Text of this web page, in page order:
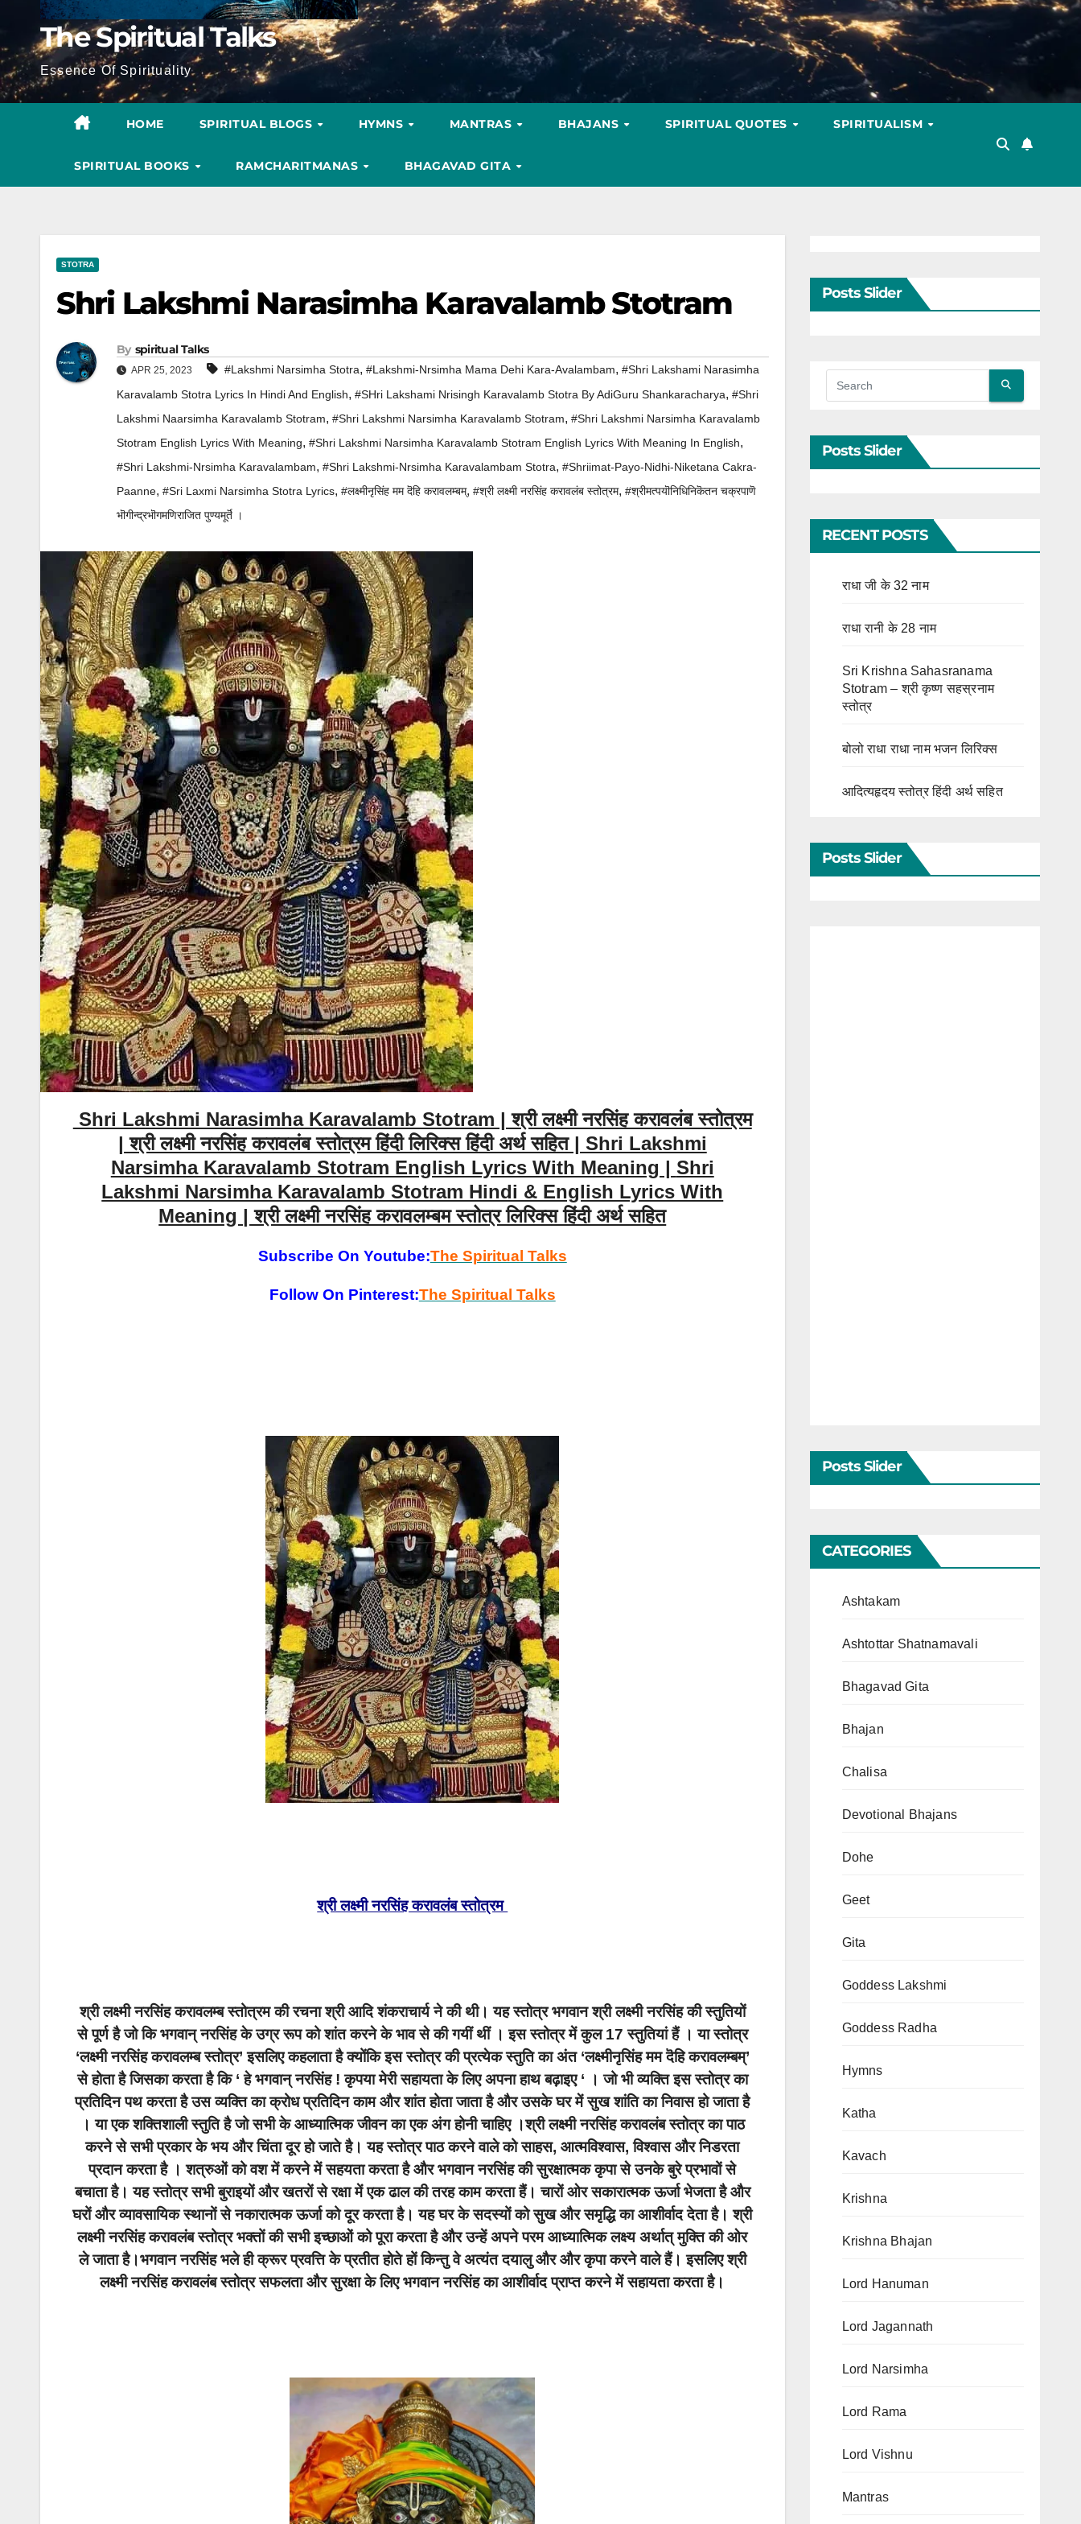
The Spiritual Talks
Essence Of Spirituality
HOME SPIRITUAL BLOGS HYMNS MANTRAS BHAJANS SPIRITUAL QUOTES SPIRITUALISM
SPIRITUAL BOOKS RAMCHARITMANAS BHAGAVAD GITA
STOTRA
Shri Lakshmi Narasimha Karavalamb Stotram
By Spiritual Talks
APR 25, 2023 #Lakshmi Narsimha Stotra, #Lakshmi-Nrsimha Mama Dehi Kara-Avalambam, #Shri Lakshami Narasimha
Karavalamb Stotra Lyrics In Hindi And English, #SHri Lakshami Nrisingh Karavalamb Stotra By AdiGuru Shankaracharya, #Shri
Lakshmi Naarsimha Karavalamb Stotram, #Shri Lakshmi Narsimha Karavalamb Stotram, #Shri Lakshmi Narsimha Karavalamb
Stotram English Lyrics With Meaning, #Shri Lakshmi Narsimha Karavalamb Stotram English Lyrics With Meaning In English,
#Shri Lakshmi-Nrsimha Karavalambam, #Shri Lakshmi-Nrsimha Karavalambam Stotra, #Shriimat-Payo-Nidhi-Niketana Cakra-
Paanne, #Sri Laxmi Narsimha Stotra Lyrics, #लक्ष्मीनृसिंह मम दॆहि करावलम्बम्, #श्री लक्ष्मी नरसिंह करावलंब स्तोत्रम, #श्रीमत्पयॊनिधिनिकॆतन चक्रपाणॆ
भॊगीन्द्रभॊगमणिराजित पुण्यमूर्तॆ ।
Shri Lakshmi Narasimha Karavalamb Stotram | श्री लक्ष्मी नरसिंह करावलंब स्तोत्रम
| श्री लक्ष्मी नरसिंह करावलंब स्तोत्रम हिंदी लिरिक्स हिंदी अर्थ सहित | Shri Lakshmi
Narsimha Karavalamb Stotram English Lyrics With Meaning | Shri
Lakshmi Narsimha Karavalamb Stotram Hindi & English Lyrics With
Meaning | श्री लक्ष्मी नरसिंह करावलम्बम स्तोत्र लिरिक्स हिंदी अर्थ सहित
Subscribe On Youtube:The Spiritual Talks
Follow On Pinterest:The Spiritual Talks
श्री लक्ष्मी नरसिंह करावलंब स्तोत्रम
श्री लक्ष्मी नरसिंह करावलम्ब स्तोत्रम की रचना श्री आदि शंकराचार्य ने की थी। यह स्तोत्र भगवान श्री लक्ष्मी नरसिंह की स्तुतियों
से पूर्ण है जो कि भगवान् नरसिंह के उग्र रूप को शांत करने के भाव से की गयीं थीं । इस स्तोत्र में कुल 17 स्तुतियां हैं । या स्तोत्र
‘लक्ष्मी नरसिंह करावलम्ब स्तोत्र’ इसलिए कहलाता है क्योंकि इस स्तोत्र की प्रत्येक स्तुति का अंत ‘लक्ष्मीनृसिंह मम दॆहि करावलम्बम्’
से होता है जिसका करता है कि ‘ हे भगवान् नरसिंह ! कृपया मेरी सहायता के लिए अपना हाथ बढ़ाइए ‘ । जो भी व्यक्ति इस स्तोत्र का
प्रतिदिन पथ करता है उस व्यक्ति का क्रोध प्रतिदिन काम और शांत होता जाता है और उसके घर में सुख शांति का निवास हो जाता है
। या एक शक्तिशाली स्तुति है जो सभी के आध्यात्मिक जीवन का एक अंग होनी चाहिए ।श्री लक्ष्मी नरसिंह करावलंब स्तोत्र का पाठ
करने से सभी प्रकार के भय और चिंता दूर हो जाते है। यह स्तोत्र पाठ करने वाले को साहस, आत्मविश्वास, विश्वास और निडरता
प्रदान करता है । शत्रुओं को वश में करने में सहयता करता है और भगवान नरसिंह की सुरक्षात्मक कृपा से उनके बुरे प्रभावों से
बचाता है। यह स्तोत्र सभी बुराइयों और खतरों से रक्षा में एक ढाल की तरह काम करता हैं। चारों ओर सकारात्मक ऊर्जा भेजता है और
घरों और व्यावसायिक स्थानों से नकारात्मक ऊर्जा को दूर करता है। यह घर के सदस्यों को सुख और समृद्धि का आशीर्वाद देता है। श्री
लक्ष्मी नरसिंह करावलंब स्तोत्र भक्तों की सभी इच्छाओं को पूरा करता है और उन्हें अपने परम आध्यात्मिक लक्ष्य अर्थात् मुक्ति की ओर
ले जाता है।भगवान नरसिंह भले ही क्रूर प्रवत्ति के प्रतीत होते हों किन्तु वे अत्यंत दयालु और और कृपा करने वाले हैं। इसलिए श्री
लक्ष्मी नरसिंह करावलंब स्तोत्र सफलता और सुरक्षा के लिए भगवान नरसिंह का आशीर्वाद प्राप्त करने में सहायता करता है।
Posts Slider
Posts Slider
RECENT POSTS
राधा जी के 32 नाम
राधा रानी के 28 नाम
Sri Krishna Sahasranama
Stotram – श्री कृष्ण सहस्रनाम
स्तोत्र
बोलो राधा राधा नाम भजन लिरिक्स
आदित्यहृदय स्तोत्र हिंदी अर्थ सहित
Posts Slider
Posts Slider
CATEGORIES
Ashtakam
Ashtottar Shatnamavali
Bhagavad Gita
Bhajan
Chalisa
Devotional Bhajans
Dohe
Geet
Gita
Goddess Lakshmi
Goddess Radha
Hymns
Katha
Kavach
Krishna
Krishna Bhajan
Lord Hanuman
Lord Jagannath
Lord Narsimha
Lord Rama
Lord Vishnu
Mantras